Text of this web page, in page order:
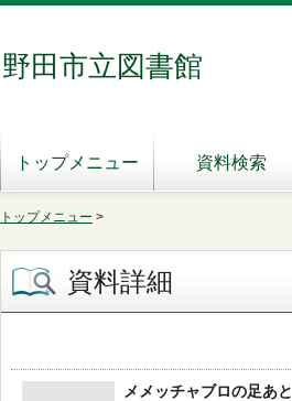
野田市立図書館
トップメニュー 資料検索
トップメニュー >
資料詳細
メメッチャブロの足あと